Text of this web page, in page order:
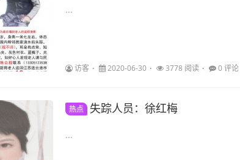
...
访客 2020-06-30 3778 阅读 0 评论
热点 失踪人员：徐红梅
...